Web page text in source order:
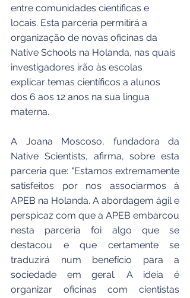
entre comunidades científicas e
locais. Esta parceria permitirá a
organização de novas oficinas da
Native Schools na Holanda, nas quais
investigadores irão às escolas
explicar temas científicos a alunos
dos 6 aos 12 anos na sua língua
materna.
A Joana Moscoso, fundadora da
Native Scientists, afirma, sobre esta
parceria que: "Estamos extremamente
satisfeitos por nos associarmos à
APEB na Holanda. A abordagem ágil e
perspicaz com que a APEB embarcou
nesta parceria foi algo que se
destacou e que certamente se
traduzirá num benefício para a
sociedade em geral. A ideia é
organizar oficinas com cientistas